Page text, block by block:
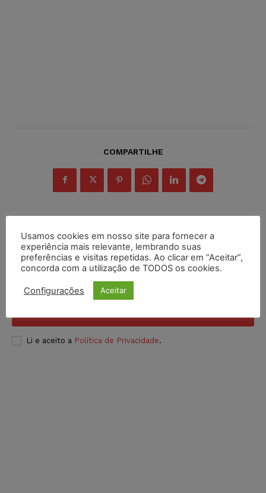
COMPARTILHE
Inscreva-se
Li e aceito a Política de Privacidade.
Usamos cookies em nosso site para fornecer a
experiência mais relevante, lembrando suas
preferências e visitas repetidas. Ao clicar em “Aceitar”,
concorda com a utilização de TODOS os cookies.
Configurações Aceitar